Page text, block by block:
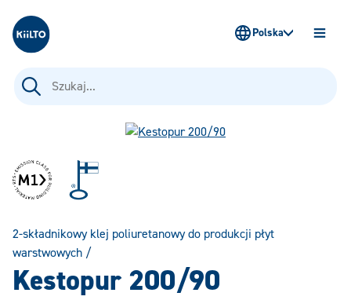
Kiilto Poland
Szukaj:
Polska
2-składnikowy klej poliuretanowy do produkcji płyt
warstwowych /
Kestopur 200/90